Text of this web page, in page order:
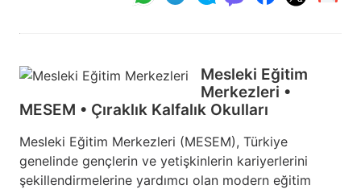
Mesleki Eğitim
Merkezleri •
MESEM • Çıraklık Kalfalık Okulları
Mesleki Eğitim Merkezleri (MESEM), Türkiye
genelinde gençlerin ve yetişkinlerin kariyerlerini
şekillendirmelerine yardımcı olan modern eğitim